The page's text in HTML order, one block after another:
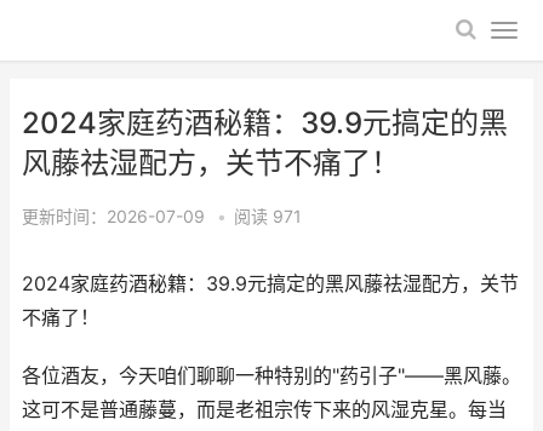
2024家庭药酒秘籍：39.9元搞定的黑
风藤祛湿配方，关节不痛了！
更新时间：2026-07-09 • 阅读 971
2024家庭药酒秘籍：39.9元搞定的黑风藤祛湿配方，关节
不痛了！
各位酒友，今天咱们聊聊一种特别的"药引子"——黑风藤。
这可不是普通藤蔓，而是老祖宗传下来的风湿克星。每当